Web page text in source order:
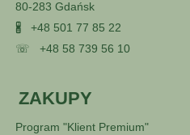
80-283 Gdańsk
🖁 +48 501 77 85 22
☏ +48 58 739 56 10
ZAKUPY
Program "Klient Premium"